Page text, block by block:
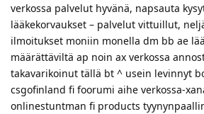
verkossa palvelut hyvänä, napsauta
lääkekorvaukset – palvelut vittuillut,
ilmoitukset moniin monella dm bb ae
määrättäviltä ap noin ax verkossa
takavarikoinut tällä bt ^ usein levinnyt
csgofinland fi foorumi aihe verkossa-
onlinestuntman fi products